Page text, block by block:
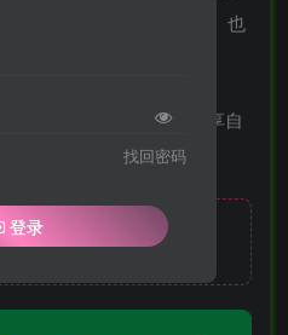
大法官庞爱玛（宣萱 饰）也
，真相究竟何时浮现……
请登录后查看
找回密码
登录